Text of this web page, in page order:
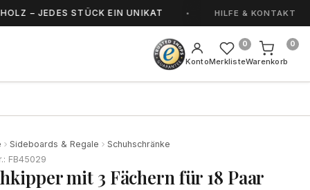
STÜCK EIN UNIKAT HANDGEFERTIGT
HILFE & KONTAKT
KontoMerkliste
0
Warenkorb
0
Sideboards & Regale
Schuhschränke
FB45029
mit 3 Fächern für 18 Paar